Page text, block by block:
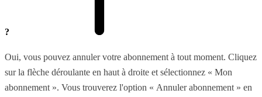
?
Oui, vous pouvez annuler votre abonnement à tout moment. Cliquez
sur la flèche déroulante en haut à droite et sélectionnez « Mon
abonnement ». Vous trouverez l'option « Annuler abonnement » en